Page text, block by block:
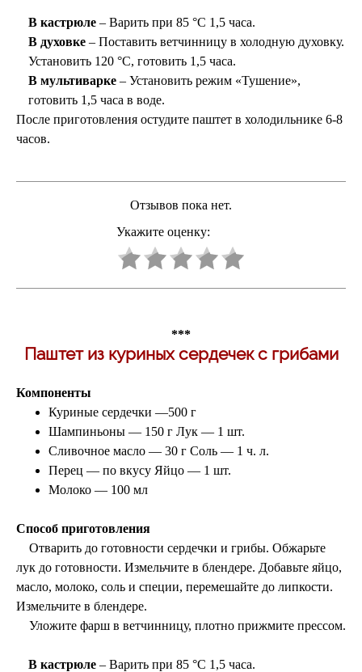
В кастрюле – Варить при 85 °C 1,5 часа.
В духовке – Поставить ветчинницу в холодную духовку.
Установить 120 °C, готовить 1,5 часа.
В мультиварке – Установить режим «Тушение»,
готовить 1,5 часа в воде.
После приготовления остудите паштет в холодильнике 6-8
часов.
Отзывов пока нет.
Укажите оценку:
***
Паштет из куриных сердечек с грибами
Компоненты
Куриные сердечки —500 г
Шампиньоны — 150 г Лук — 1 шт.
Сливочное масло — 30 г Соль — 1 ч. л.
Перец — по вкусу Яйцо — 1 шт.
Молоко — 100 мл
Способ приготовления
Отварить до готовности сердечки и грибы. Обжарьте
лук до готовности. Измельчите в блендере. Добавьте яйцо,
масло, молоко, соль и специи, перемешайте до липкости.
Измельчите в блендере.
Уложите фарш в ветчинницу, плотно прижмите прессом.
В кастрюле – Варить при 85 °C 1,5 часа.